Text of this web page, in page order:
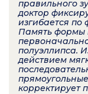
правильного
доктор
изгибается по
Память формы
полуэллипса.
действием
корректирует